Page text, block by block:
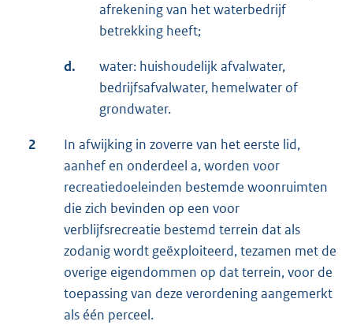
afrekening van het waterbedrijf
betrekking heeft;
d.
water: huishoudelijk afvalwater,
bedrijfsafvalwater, hemelwater of
grondwater.
2
In afwijking in zoverre van het eerste lid,
aanhef en onderdeel a, worden voor
recreatiedoeleinden bestemde woonruimten
die zich bevinden op een voor
verblijfsrecreatie bestemd terrein dat als
zodanig wordt geëxploiteerd, tezamen met de
overige eigendommen op dat terrein, voor de
toepassing van deze verordening aangemerkt
als één perceel.